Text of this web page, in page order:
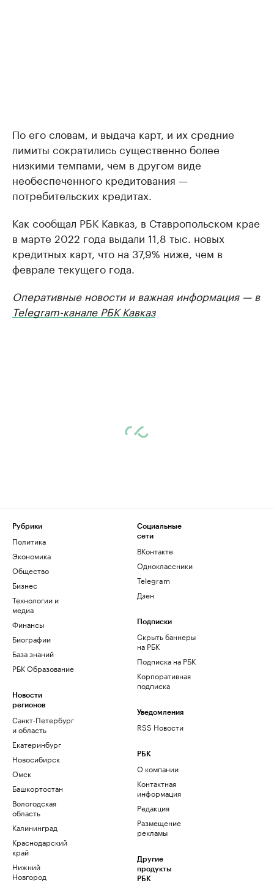
По его словам, и выдача карт, и их средние
лимиты сократились существенно более
низкими темпами, чем в другом виде
необеспеченного кредитования —
потребительских кредитах.
Как сообщал РБК Кавказ, в Ставропольском крае
в марте 2022 года выдали 11,8 тыс. новых
кредитных карт, что на 37,9% ниже, чем в
феврале текущего года.
Оперативные новости и важная информация — в
Telegram-канале РБК Кавказ
Рубрики
Политика
Экономика
Общество
Бизнес
Технологии и
медиа
Финансы
Биографии
База знаний
РБК Образование
Новости
регионов
Санкт-Петербург
и область
Екатеринбург
Новосибирск
Омск
Башкортостан
Вологодская
область
Калининград
Краснодарский
край
Нижний
Новгород
Социальные
сети
ВКонтакте
Одноклассники
Telegram
Дзен
Подписки
Скрыть баннеры
на РБК
Подписка на РБК
Корпоративная
подписка
Уведомления
RSS Новости
РБК
О компании
Контактная
информация
Редакция
Размещение
рекламы
Другие
продукты
РБК